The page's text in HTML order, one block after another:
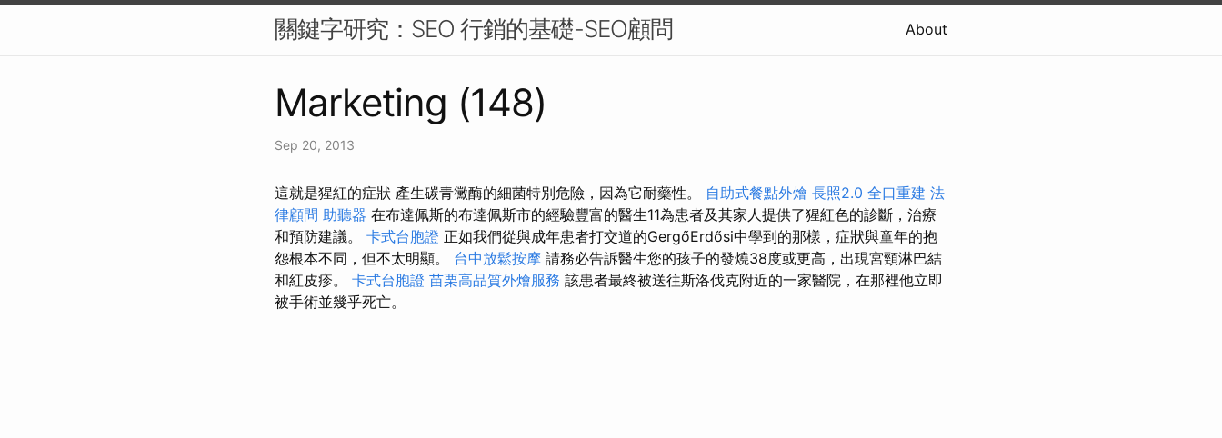
關鍵字研究：SEO 行銷的基礎-SEO顧問 About
Marketing (148)
Sep 20, 2013
這就是猩紅的症狀 產生碳青黴酶的細菌特別危險，因為它耐藥性。 自助式餐點外燴 長照2.0 全口重建 法
律顧問 助聽器 在布達佩斯的布達佩斯市的經驗豐富的醫生11為患者及其家人提供了猩紅色的診斷，治療
和預防建議。 卡式台胞證 正如我們從與成年患者打交道的GergőErdősi中學到的那樣，症狀與童年的抱
怨根本不同，但不太明顯。 台中放鬆按摩 請務必告訴醫生您的孩子的發燒38度或更高，出現宮頸淋巴結
和紅皮疹。 卡式台胞證 苗栗高品質外燴服務 該患者最終被送往斯洛伐克附近的一家醫院，在那裡他立即
被手術並幾乎死亡。